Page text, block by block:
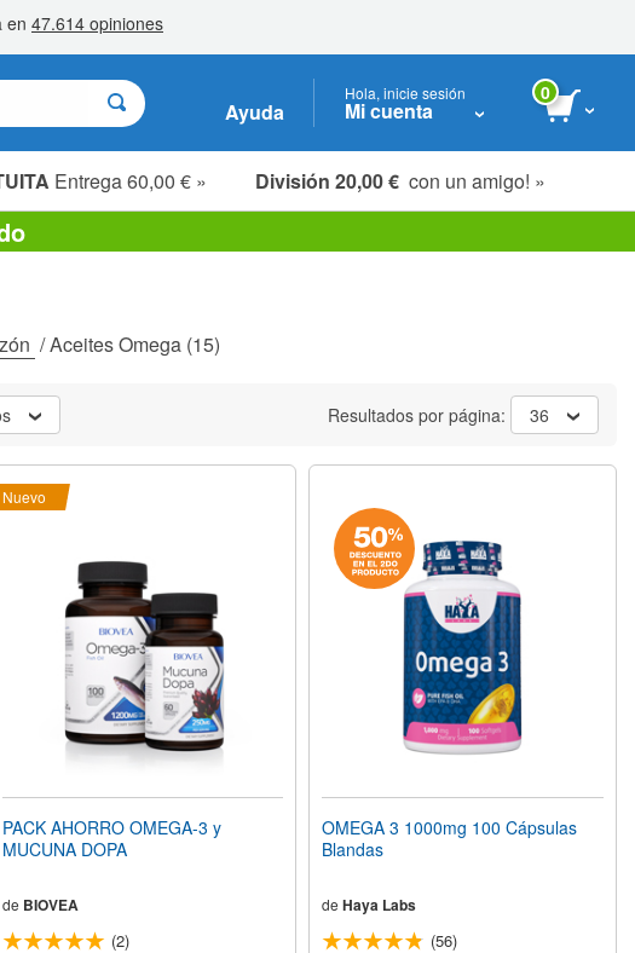
Ayuda
Hola, inicie sesión
Mi cuenta
0
Entrega 60,00 € » División 20,00 € con un amigo! »
/Aceites Omega (15)
Resultados por página: 36
Nuevo
PACK AHORRO OMEGA-3 y
MUCUNA DOPA
de BIOVEA
(2)
OMEGA 3 1000mg 100 Cápsulas
Blandas
de Haya Labs
(56)